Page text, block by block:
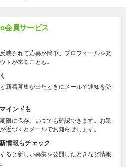
会員サービス
映されて応募が簡単。プロフィールを充
トが来ることも。
新着募集が出たときにメールで通知を受
インドも
限に保存、いつでも確認できます。お気
近づくとメールでお知らせします。
情報もチェック
ると新しい募集を公開したときなど情報